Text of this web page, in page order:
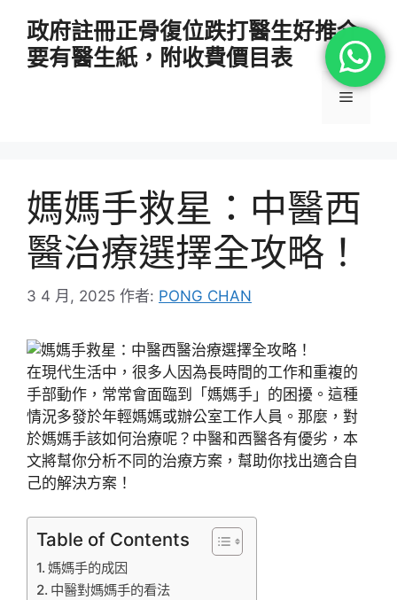
政府註冊正骨復位跌打醫生好推介
要有醫生紙，附收費價目表
選
媽媽手救星：中醫西
醫治療選擇全攻略！
3 4 月, 2025 作者: PONG CHAN
在現代生活中，很多人因為長時間的工作和重複的
手部動作，常常會面臨到「媽媽手」的困擾。這種
情況多發於年輕媽媽或辦公室工作人員。那麼，對
於媽媽手該如何治療呢？中醫和西醫各有優劣，本
文將幫你分析不同的治療方案，幫助你找出適合自
己的解決方案！
Table of Contents
媽媽手的成因
中醫對媽媽手的看法